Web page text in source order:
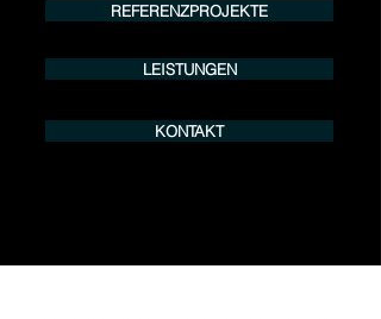
REFERENZPROJEKTE
LEISTUNGEN
KONTAKT